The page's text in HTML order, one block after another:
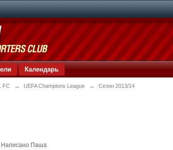
Календарь
FC → UEFA Champions League → Сезон 2013/14
Написано Паша